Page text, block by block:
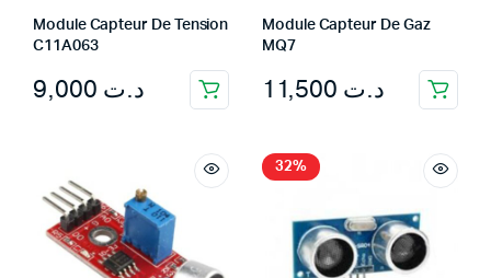
Module Capteur De Tension
C11A063
د.ت
Module Capteur De Gaz
MQ7
د.ت
32%